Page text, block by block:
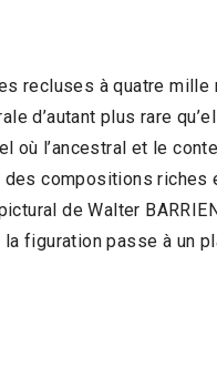
recluses à quatre
d’autant plus rare
où l’ancestral et le
compositions
de Walter
figuration passe à un